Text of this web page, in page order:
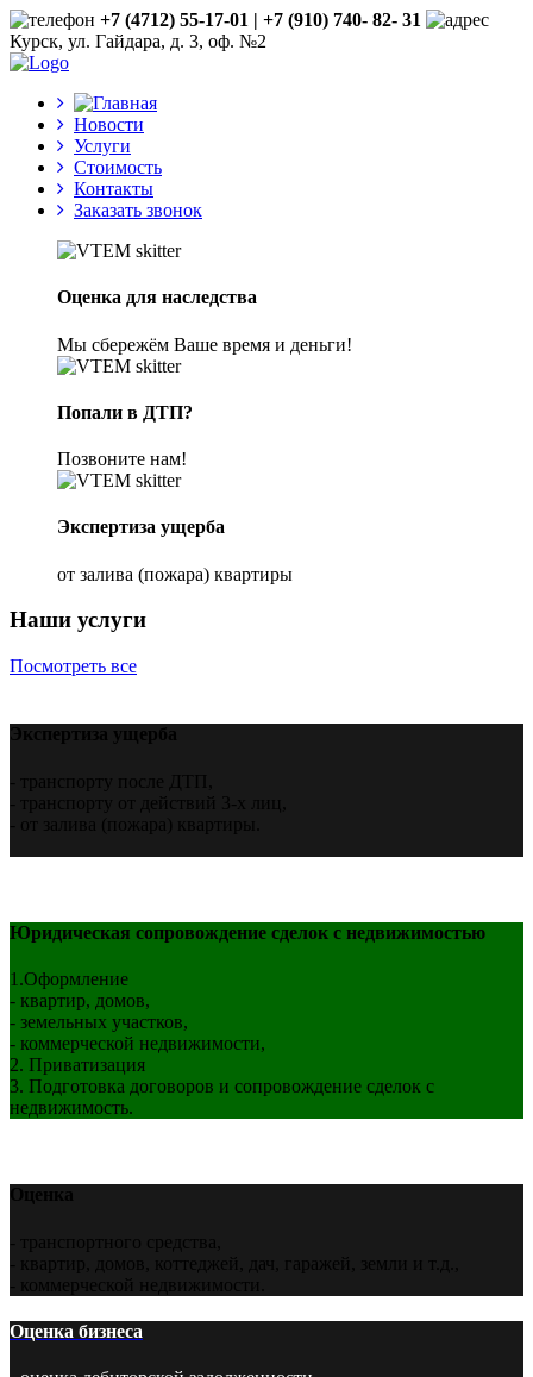
+7 (4712) 55-17-01 | +7 (910) 740- 82- 31
Курск, ул. Гайдара, д. 3, оф. №2
Новости
Услуги
Стоимость
Контакты
Заказать звонок
Оценка для наследства
Мы сбережём Ваше время и деньги!
Попали в ДТП?
Позвоните нам!
Экспертиза ущерба
от залива (пожара) квартиры
Наши услуги
Посмотреть все
Экспертиза ущерба
- транспорту после ДТП,
- транспорту от действий 3-х лиц,
- от залива (пожара) квартиры.
Юридическая сопровождение сделок с недвижимостью
1.Оформление
- квартир, домов,
- земельных участков,
- коммерческой недвижимости,
2. Приватизация
3. Подготовка договоров и сопровождение сделок с
недвижимость.
Оценка
- транспортного средства,
- квартир, домов, коттеджей, дач, гаражей, земли и т.д.,
- коммерческой недвижимости.
Оценка бизнеса